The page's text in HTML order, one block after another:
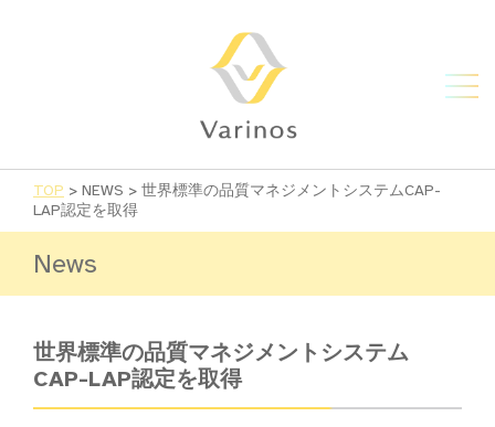
TOP > NEWS > 世界標準の品質マネジメントシステムCAP-
LAP認定を取得
News
世界標準の品質マネジメントシステム
CAP-LAP認定を取得